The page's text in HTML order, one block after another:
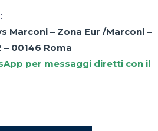
Marconi – Zona Eur /Marconi –
– 00146 Roma
per messaggi diretti con il